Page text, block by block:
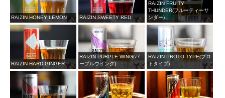
RAIZIN HONEY LEMON RAIZIN SWEETY RED
RAIZIN FRUITY
THUNDER(フルーティーサ
ンダー)
RAIZIN HARD GINGER
RAIZIN PURPLE WING(パ
ープルウイング)
RAIZIN PROTO TYPE(プロ
トタイプ)